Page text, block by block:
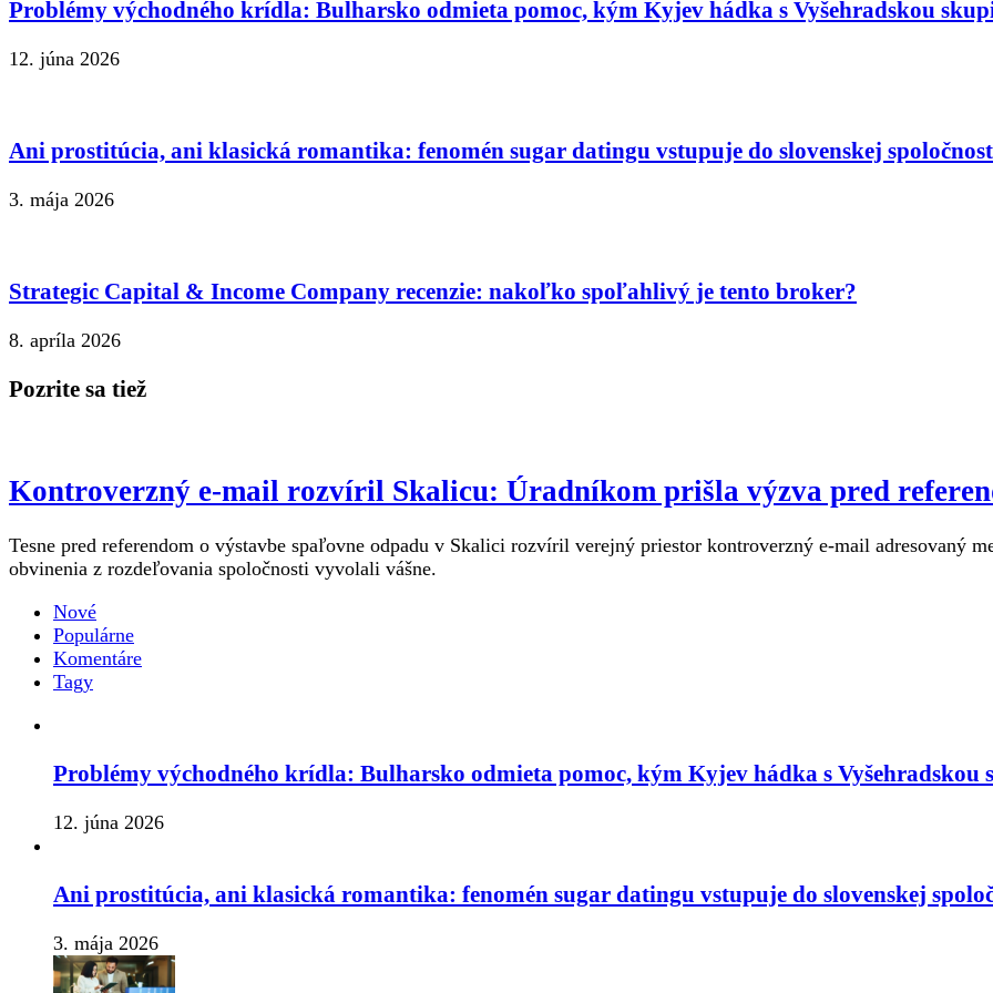
Problémy východného krídla: Bulharsko odmieta pomoc, kým Kyjev hádka s Vyšehradskou
12. júna 2026
Ani prostitúcia, ani klasická romantika: fenomén sugar datingu vstupuje do slovenskej
3. mája 2026
Strategic Capital & Income Company recenzie: nakoľko spoľahlivý je tento broker?
8. apríla 2026
Pozrite sa tiež
Kontroverzný e-mail rozvíril Skalicu: Úradníkom prišla výzva pred
Tesne pred referendom o výstavbe spaľovne odpadu v Skalici rozvíril verejný priestor kontroverzný e-mail adresovaný
obvinenia z rozdeľovania spoločnosti vyvolali vášne.
Nové
Populárne
Komentáre
Tagy
Problémy východného krídla: Bulharsko odmieta pomoc, kým Kyjev hádka s Vyšehradskou
12. júna 2026
Ani prostitúcia, ani klasická romantika: fenomén sugar datingu vstupuje do slovenskej
3. mája 2026